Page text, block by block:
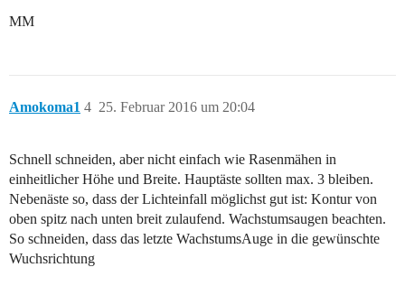
MM
Amokoma1 25. Februar 2016 um 20:04
4
Schnell schneiden, aber nicht einfach wie Rasenmähen in
einheitlicher Höhe und Breite. Hauptäste sollten max. 3 bleiben.
Nebenäste so, dass der Lichteinfall möglichst gut ist: Kontur von
oben spitz nach unten breit zulaufend. Wachstumsaugen beachten.
So schneiden, dass das letzte WachstumsAuge in die gewünschte
Wuchsrichtung